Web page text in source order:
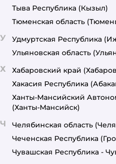
Тыва Республика (Кызыл)
Тюменская область
У Удмуртская Республика
Ульяновская область
Х Хабаровский край
Хакасия Республика
Ханты-Мансийский
(Ханты-Мансийск)
Ч Челябинская область
Чеченская Республика
Чувашская Республика -